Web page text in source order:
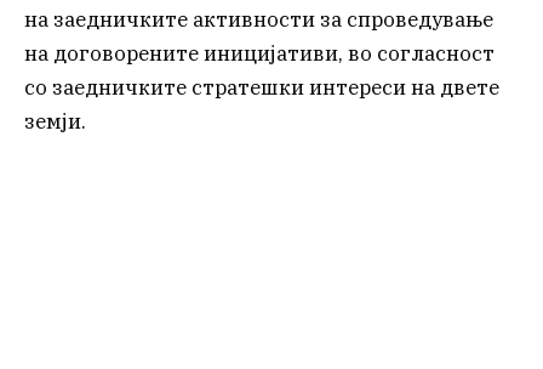
на заедничките активности за спроведување
на договорените иницијативи, во согласност
со заедничките стратешки интереси на двете
земји.